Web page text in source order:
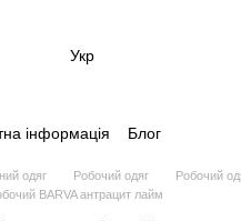
Укр
інформація Блог
одяг Робочий одяг
Робочий
BARVA антрацит лайм